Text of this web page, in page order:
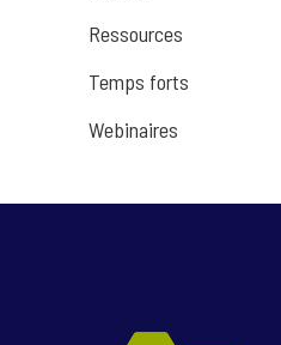
Ressources
Temps forts
Webinaires